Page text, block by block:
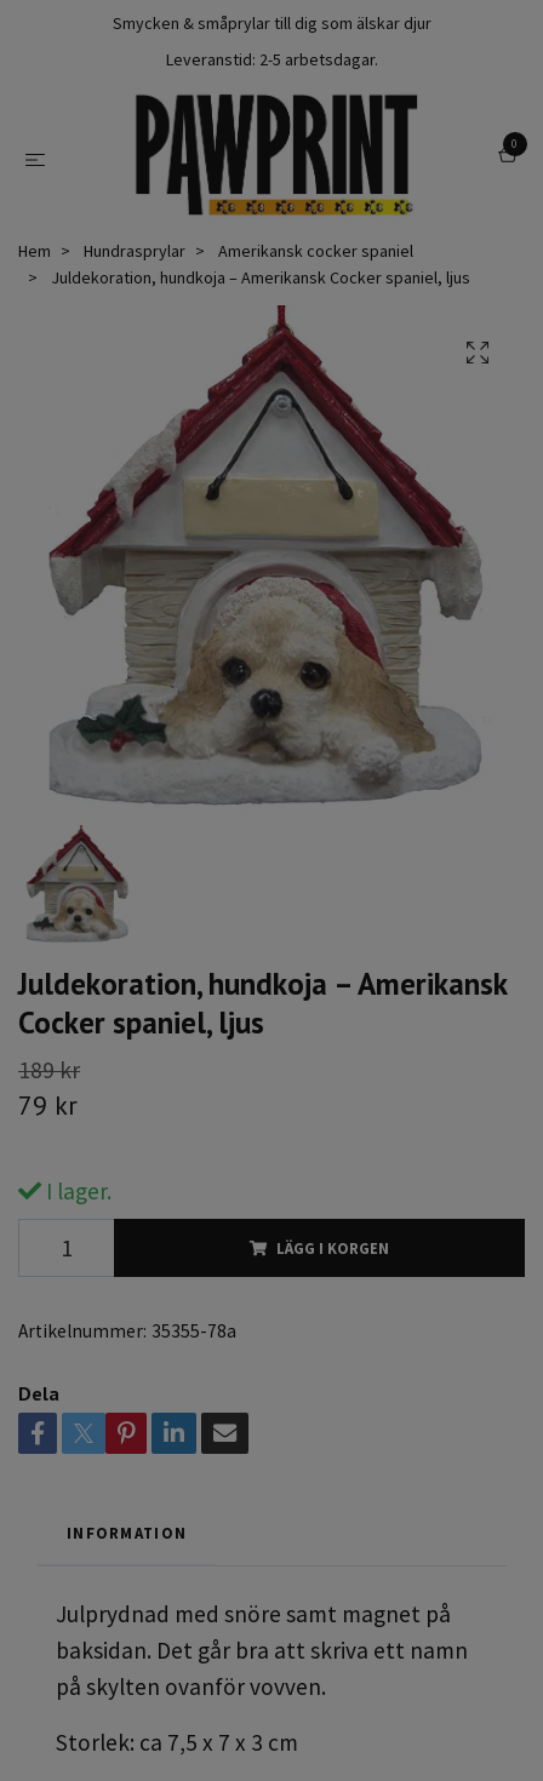
Smycken & småprylar till dig som älskar djur
Leveranstid: 2-5 arbetsdagar.
0
Hem Hundrasprylar
Amerikansk cocker spaniel
Juldekoration, hundkoja – Amerikansk Cocker spaniel, ljus
Juldekoration, hundkoja – Amerikansk
Cocker spaniel, ljus
189 kr
79 kr
I lager.
LÄGG I KORGEN
Artikelnummer: 35355-78a
Dela
INFORMATION
Julprydnad med snöre samt magnet på
baksidan. Det går bra att skriva ett namn
på skylten ovanför vovven.
Storlek: ca 7,5 x 7 x 3 cm